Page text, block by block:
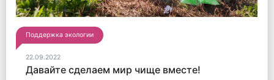
Поддержка экологии
22.09.2022
Давайте сделаем мир чище вместе!